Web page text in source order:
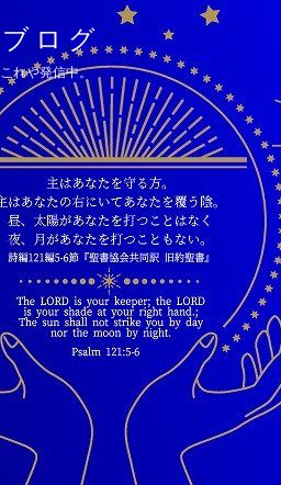
ログ
れや発信中。